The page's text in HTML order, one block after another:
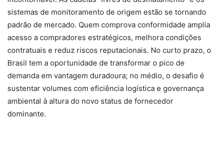
sistemas de monitoramento de origem estão se tornando
padrão de mercado. Quem comprova conformidade amplia
acesso a compradores estratégicos, melhora condições
contratuais e reduz riscos reputacionais. No curto prazo, o
Brasil tem a oportunidade de transformar o pico de
demanda em vantagem duradoura; no médio, o desafio é
sustentar volumes com eficiência logística e governança
ambiental à altura do novo status de fornecedor
dominante.